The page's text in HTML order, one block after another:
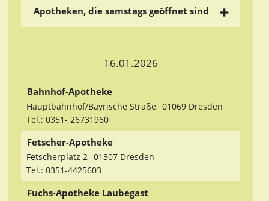
Apotheken, die samstags geöffnet sind
16.01.2026
Bahnhof-Apotheke
Hauptbahnhof/Bayrische Straße 01069 Dresden
Tel.: 0351- 26731960
Fetscher-Apotheke
Fetscherplatz 2 01307 Dresden
Tel.: 0351-4425603
Fuchs-Apotheke Laubegast